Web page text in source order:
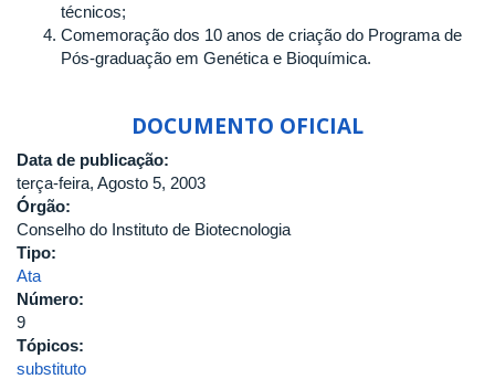
técnicos;
Comemoração dos 10 anos de criação do Programa de
Pós-graduação em Genética e Bioquímica.
DOCUMENTO OFICIAL
Data de publicação:
terça-feira, Agosto 5, 2003
Órgão:
Conselho do Instituto de Biotecnologia
Tipo:
Ata
Número:
9
Tópicos:
substituto